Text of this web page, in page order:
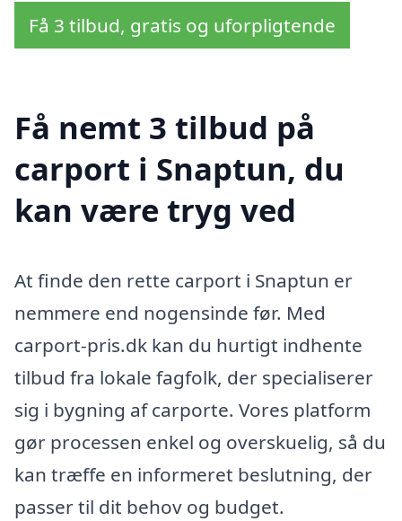
Få 3 tilbud, gratis og uforpligtende
Få nemt 3 tilbud på
carport i Snaptun, du
kan være tryg ved
At finde den rette carport i Snaptun er
nemmere end nogensinde før. Med
carport-pris.dk kan du hurtigt indhente
tilbud fra lokale fagfolk, der specialiserer
sig i bygning af carporte. Vores platform
gør processen enkel og overskuelig, så du
kan træffe en informeret beslutning, der
passer til dit behov og budget.